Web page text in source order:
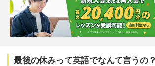
最後の休みって英語でなんて言うの？